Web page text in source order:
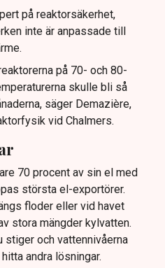
på reaktorsäkerhet,
inte är anpassade till
på 70- och 80-
skulle bli så
säger Demazière,
vid Chalmers.
70 procent av sin el med
största el-exportörer.
floder eller vid havet
stora mängder kylvatten.
stiger och vattennivåerna
andra lösningar.